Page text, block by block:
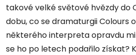
takové velké světové hvězdy do
dobu, co se dramaturgii Colours
některého interpreta opravdu
se ho po letech podařilo získat?